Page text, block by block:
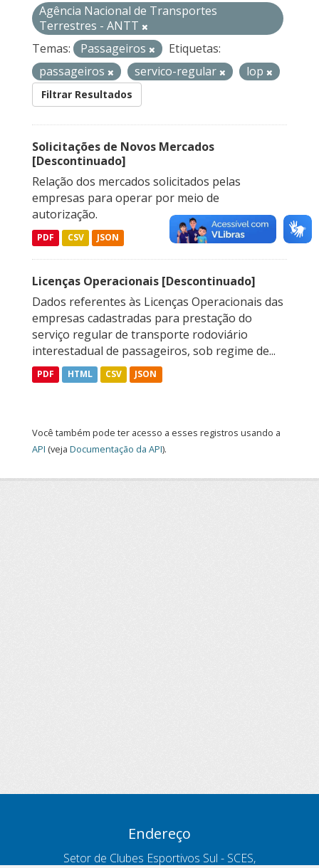
Agência Nacional de Transportes
Terrestres - ANTT
Temas:
Passageiros
Etiquetas:
passageiros
servico-regular lop
Filtrar Resultados
Solicitações de Novos Mercados
[Descontinuado]
Relação dos mercados solicitados pelas
empresas para operar por meio de
autorização.
PDF CSV JSON
Licenças Operacionais [Descontinuado]
Dados referentes às Licenças Operacionais das
empresas cadastradas para prestação do
serviço regular de transporte rodoviário
interestadual de passageiros, sob regime de...
PDF HTML CSV JSON
Você também pode ter acesso a esses registros usando a
API (veja Documentação da API).
Endereço
Setor de Clubes Esportivos Sul - SCES,